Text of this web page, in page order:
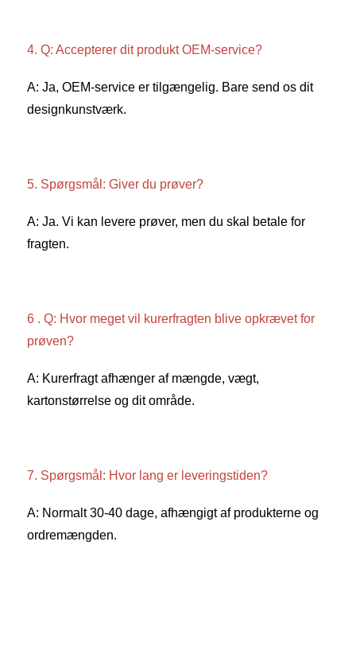
4. Q: Accepterer dit produkt OEM-service?
A: Ja, OEM-service er tilgængelig. Bare send os dit
designkunstværk.
5. Spørgsmål: Giver du prøver?
A: Ja. Vi kan levere prøver, men du skal betale for
fragten.
6 . Q: Hvor meget vil kurerfragten blive opkrævet for
prøven?
A: Kurerfragt afhænger af mængde, vægt,
kartonstørrelse og dit område.
7. Spørgsmål: Hvor lang er leveringstiden?
A: Normalt 30-40 dage, afhængigt af produkterne og
ordremængden.